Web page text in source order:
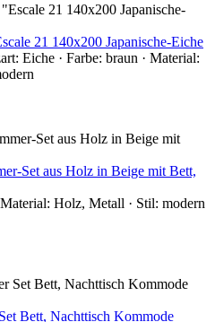
21 140x200 Japanische-Eiche
Eiche · Farbe: braun · Material:
Set aus Holz in Beige mit Bett,
Holz, Metall · Stil: modern
Bett, Nachttisch Kommode